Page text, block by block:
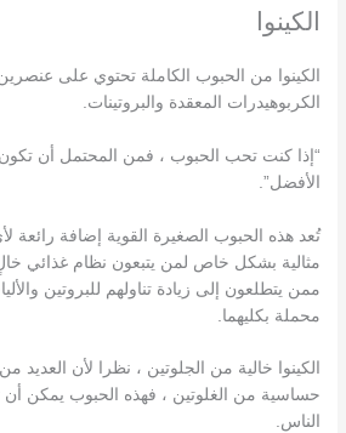
الكينوا
الكينوا من الحبوب الكاملة تحتوي على
الكربوهيدرات المعقدة والبروتينات.
“إذا كنت تحب الحبوب ، فمن المحتمل أن تكون
الأفضل”.
تُعد هذه الحبوب الصغيرة القوية إضافة رائعة
مثالية بشكل خاص لمن يتبعون نظام غذائي
ممن يتطلعون إلى زيادة تناولهم للبروتين
محملة بكليهما.
الكينوا خالية من الجلوتين ، نظرا لأن العديد
حساسية من الغلوتين ، فهذه الحبوب يمكن
الناس.